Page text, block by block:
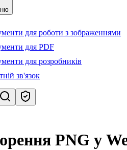
для роботи з зображеннями
для PDF
для розробників
зв'язок
PNG у